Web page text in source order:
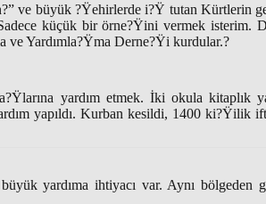
ve büyük ?Ÿehirlerde i?Ÿ tutan Kürtlerin
küçük bir örne?Ÿini vermek isterim.
ve Yardımla?Ÿma Derne?Ÿi kurdular.?
yardım etmek. İki okula kitaplık
yapıldı. Kurban kesildi, 1400
yardıma ihtiyacı var. Aynı bölgeden